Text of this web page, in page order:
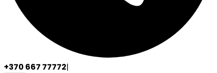
+370 667 77772|